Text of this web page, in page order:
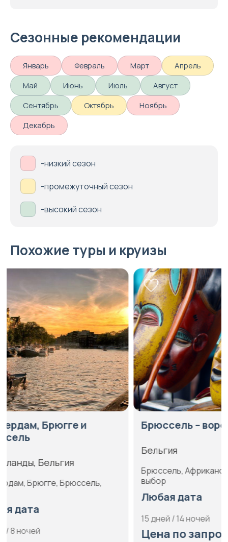
Сезонные рекомендации
Январь Февраль Март
Апрель
Май
Июнь Июль
Август
Сентябрь
Октябрь
Ноябрь
Декабрь
-низкий сезон
-промежуточный сезон
-высокий сезон
Похожие туры и круизы
Брюссель – ворота Африки
Брюссель, Африканская страна на
выбор
Цена по запросу
Брюссель,
Цена по